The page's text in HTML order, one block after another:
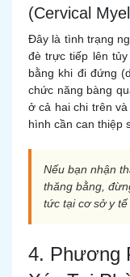
(Cervical
Đây là tình trạng
đè trực tiếp lên
bằng khi đi đứng
chức năng bàng
ở cả hai chi trên
hình cần can thiệp
Nếu bạn nhận
thăng bằng,
tức tại cơ sở y tế
4. Phương